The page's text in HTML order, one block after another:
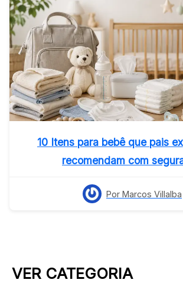
10 Itens para bebê que pais
recomendam com
Por Marcos Villalba
VER CATEGORIA